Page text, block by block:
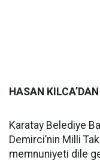
HASAN
Karatay Belediye
Demirci’nin Milli
memnuniyeti dile